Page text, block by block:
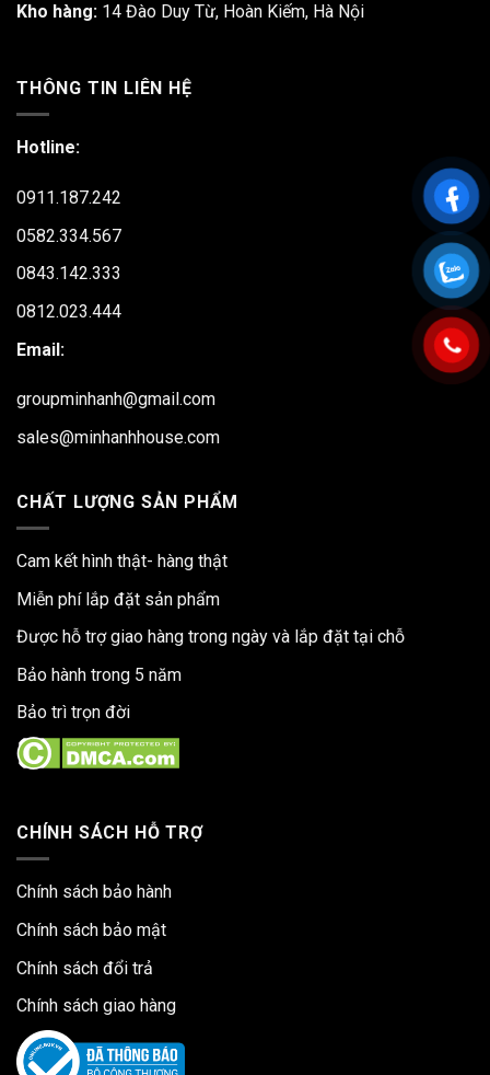
Kho hàng: 14 Đào Duy Từ, Hoàn Kiếm, Hà Nội
THÔNG TIN LIÊN HỆ
Hotline:
0911.187.242
0582.334.567
0843.142.333
0812.023.444
Email:
groupminhanh@gmail.com
sales@minhanhhouse.com
CHẤT LƯỢNG SẢN PHẨM
Cam kết hình thật- hàng thật
Miễn phí lắp đặt sản phẩm
Được hỗ trợ giao hàng trong ngày và lắp đặt tại chỗ
Bảo hành trong 5 năm
Bảo trì trọn đời
CHÍNH SÁCH HỖ TRỢ
Chính sách bảo hành
Chính sách bảo mật
Chính sách đổi trả
Chính sách giao hàng